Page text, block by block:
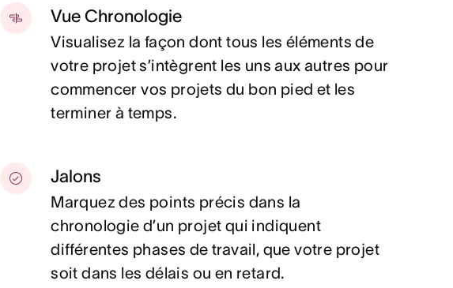
Vue Chronologie
Visualisez la façon dont tous les éléments de
votre projet s’intègrent les uns aux autres pour
commencer vos projets du bon pied et les
terminer à temps.
Jalons
Marquez des points précis dans la
chronologie d’un projet qui indiquent
différentes phases de travail, que votre projet
soit dans les délais ou en retard.